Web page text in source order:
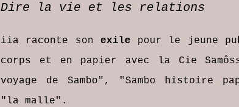
Dire la vie et les relations
iia raconte son exile pour le jeune
corps et en papier avec la Cie
voyage de Sambo", "Sambo histoire
"la malle".